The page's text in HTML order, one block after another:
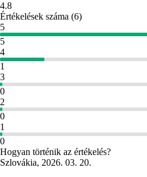
4.8
Értékelések száma (6)
5
5
4
1
3
0
2
0
1
0
Hogyan történik az értékelés?
Szlovákia, 2026. 03. 20.